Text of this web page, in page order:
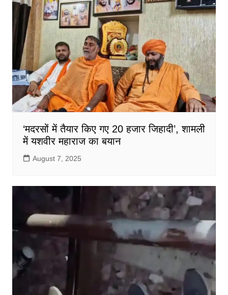
‘मदरसों में तैयार किए गए 20 हजार जिहादी’, शामली
में यशवीर महाराज का बयान
August 7, 2025